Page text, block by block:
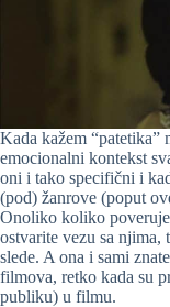
Kada kažem “patetika”
emocionalni kontekst
oni i tako specifični i
(pod) žanrove (poput
Onoliko koliko
ostvarite vezu sa
slede. A ona i sami
filmova, retko kada su
publiku) u filmu.